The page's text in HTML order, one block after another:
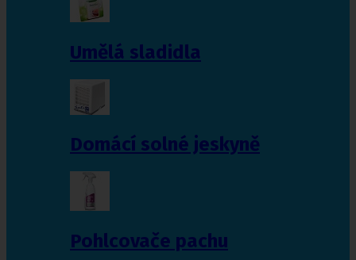
Umělá sladidla
Domácí solné jeskyně
Pohlcovače pachu